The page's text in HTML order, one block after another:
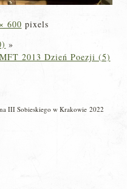
600 pixels
»
2013 Dzień Poezji (5)
III Sobieskiego w Krakowie 2022